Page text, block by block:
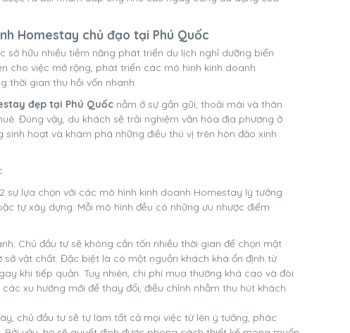
Homestay chủ đạo tại Phú Quốc
sở hữu nhiều tiềm năng phát triển du lịch nghỉ dưỡng biển
cho việc mở rộng, phát triển các mô hình kinh doanh
thời gian thu hồi vốn nhanh.
đẹp tại Phú Quốc nằm ở sự gần gũi, thoải mái và thân
Đúng vậy, du khách sẽ trải nghiệm văn hóa địa phương ở
hoạt và khám phá những điều thú vị trên hòn đảo xinh
sự lựa chọn với các mô hình kinh doanh Homestay lý tưởng
tự xây dựng. Mỗi mô hình đều có những ưu nhược điểm
Chủ đầu tư sẽ không cần tốn nhiều thời gian để chọn mặt
vật chất. Đặc biệt là có một nguồn khách khá ổn định từ
khi tiếp quản. Tuy nhiên, chi phí mua thường khá cao và đòi
xu hướng mới để thay đổi, điều chỉnh nhằm thu hút khách
chủ đầu tư sẽ tự làm tất cả mọi việc từ lên ý tưởng, phác